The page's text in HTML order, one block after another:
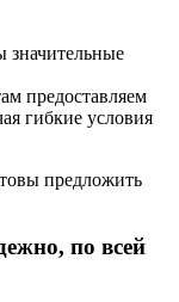
значительные
предоставляем
гибкие условия
предложить
по всей